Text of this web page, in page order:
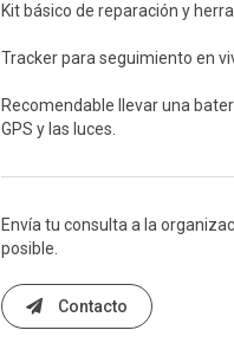
Kit básico de reparación y
Tracker para seguimiento en
Recomendable llevar una
GPS y las luces.
Envía tu consulta a la
posible.
Contacto